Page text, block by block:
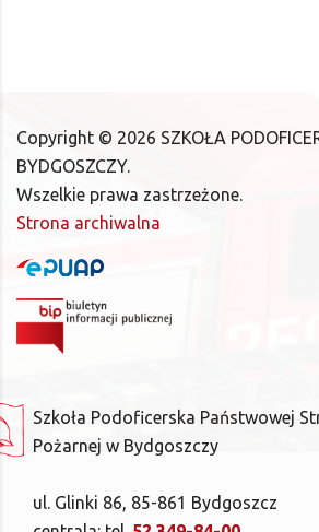
Copyright © 2026 SZKOŁA
BYDGOSZCZY.
Wszelkie prawa zastrzeżone.
Strona archiwalna
Szkoła Podoficerska Państwowej
Pożarnej w Bydgoszczy
ul. Glinki 86, 85-861 Bydgoszcz